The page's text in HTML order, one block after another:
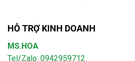
HỖ TRỢ KINH DOANH
MS.HOA
Tel/Zalo: 0942959712